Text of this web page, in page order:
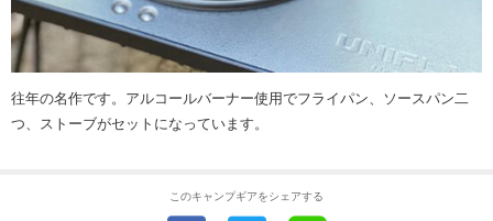
往年の名作です。アルコールバーナー使用でフライパン、ソースパン二
つ、ストーブがセットになっています。
このキャンプギアをシェアする